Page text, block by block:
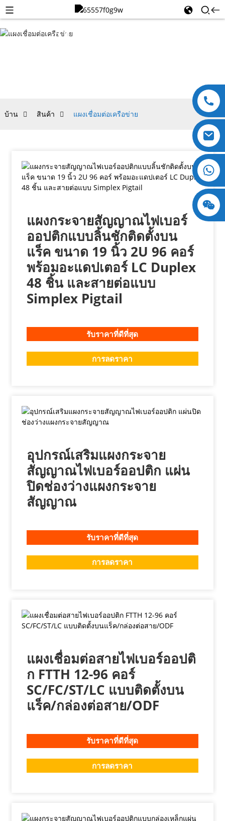
+8618123897029
แผงเชื่อม
บ้าน สินค้า แผงเชื่อมต่อเครือข่าย
แผงกระจายสัญญาณไฟเบอร์
ออปติกแบบลิ้นชักติดตั้งบน
แร็ค ขนาด 19 นิ้ว 2U 96 คอร์
พร้อมอะแดปเตอร์ LC Duplex
48 ชิ้น และสายต่อแบบ
Simplex Pigtail
รับราคาที่ดีที่สุด
การลดราคา
อุปกรณ์เสริมแผงกระจาย
สัญญาณไฟเบอร์ออปติก แผ่น
ปิดช่องว่างแผงกระจาย
สัญญาณ
รับราคาที่ดีที่สุด
การลดราคา
แผงเชื่อมต่อสายไฟเบอร์ออปติ
ก FTTH 12-96 คอร์
SC/FC/ST/LC แบบติดตั้งบน
แร็ค/กล่องต่อสาย/ODF
รับราคาที่ดีที่สุด
การลดราคา